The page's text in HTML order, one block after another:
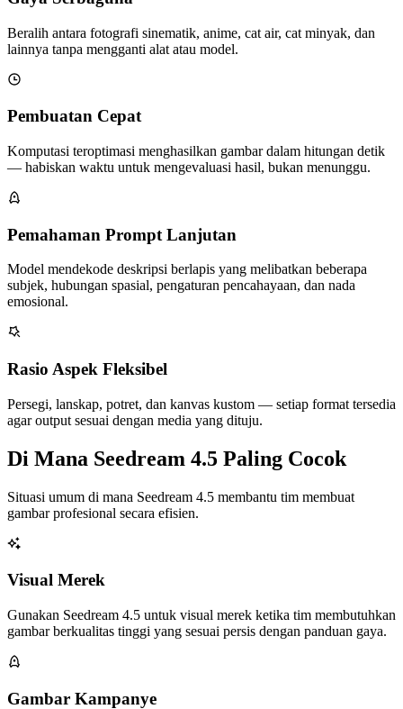
Beralih antara fotografi sinematik, anime, cat air, cat minyak, dan
lainnya tanpa mengganti alat atau model.
Pembuatan Cepat
Komputasi teroptimasi menghasilkan gambar dalam hitungan detik
— habiskan waktu untuk mengevaluasi hasil, bukan menunggu.
Pemahaman Prompt Lanjutan
Model mendekode deskripsi berlapis yang melibatkan beberapa
subjek, hubungan spasial, pengaturan pencahayaan, dan nada
emosional.
Rasio Aspek Fleksibel
Persegi, lanskap, potret, dan kanvas kustom — setiap format tersedia
agar output sesuai dengan media yang dituju.
Di Mana Seedream 4.5 Paling Cocok
Situasi umum di mana Seedream 4.5 membantu tim membuat
gambar profesional secara efisien.
Visual Merek
Gunakan Seedream 4.5 untuk visual merek ketika tim membutuhkan
gambar berkualitas tinggi yang sesuai persis dengan panduan gaya.
Gambar Kampanye